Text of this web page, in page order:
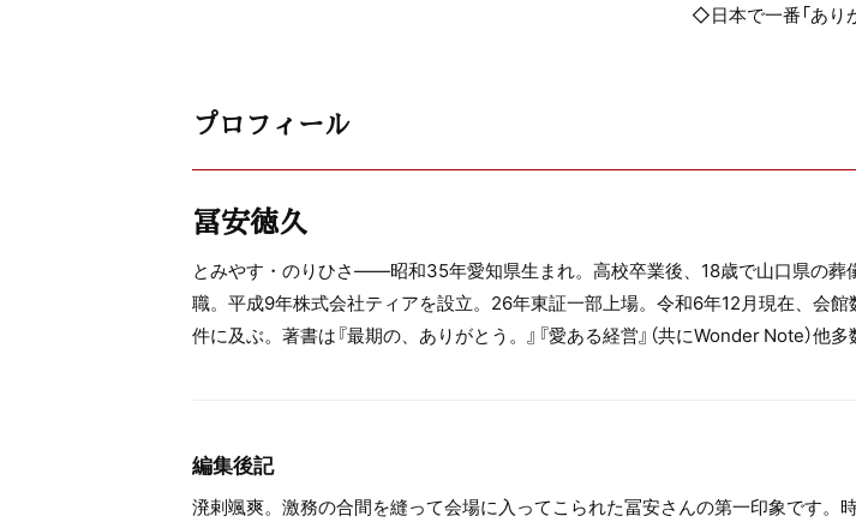
◇日本で一番「あり
プロフィール
冨安徳久
とみやす・のりひさ――昭和35年愛知県生まれ。高校卒業後、18歳で山口県の
職。平成9年株式会社ティアを設立。26年東証一部上場。令和6年12月現在、会
件に及ぶ。著書は『最期の、ありがとう。』『愛ある経営』（共にWonder Note）他多
編集後記
溌剌颯爽。激務の合間を縫って会場に入ってこられた冨安さんの第一印象です。